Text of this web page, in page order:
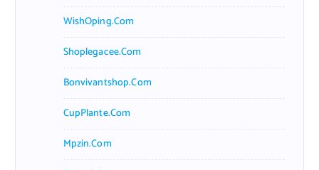
WishOping.com
Shoplegacee.com
Bonvivantshop.com
CupPlante.com
Mpzin.com